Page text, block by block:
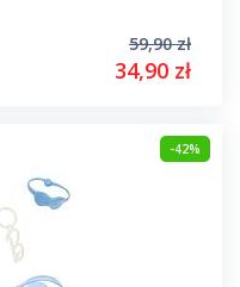
59,90 zł
34,90 zł
-42%